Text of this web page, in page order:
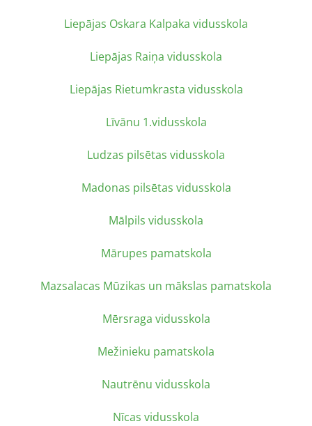
Liepājas Oskara Kalpaka vidusskola
Liepājas Raiņa vidusskola
Liepājas Rietumkrasta vidusskola
Līvānu 1.vidusskola
Ludzas pilsētas vidusskola
Madonas pilsētas vidusskola
Mālpils vidusskola
Mārupes pamatskola
Mazsalacas Mūzikas un mākslas pamatskola
Mērsraga vidusskola
Mežinieku pamatskola
Nautrēnu vidusskola
Nīcas vidusskola